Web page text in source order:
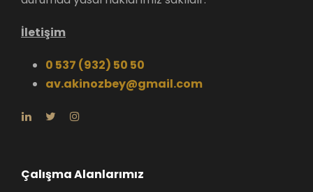
İletişim
0 537 (932) 50 50
av.akinozbey@gmail.com
Çalışma Alanlarımız